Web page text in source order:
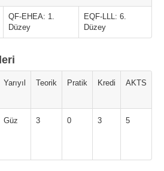
QF-EHEA: 1.
Düzey
EQF-LLL: 6.
Düzey
Yarıyıl Teorik Pratik Kredi AKTS
Güz 3 0 3 5